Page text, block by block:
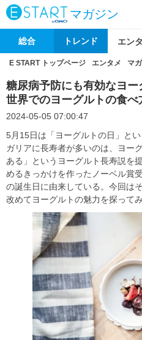
マガジン
総合 トレンド エン
E START トップページ エンタメ マ
糖尿病予防にも有効なヨー
世界でのヨーグルトの食べ
2024-05-05 07:00:47
5月15日は「ヨーグルトの日」と
ガリアに長寿者が多いのは、ヨー
ある」というヨーグルト長寿説を
めるきっかけを作ったノーベル賞
の誕生日に由来している。今回は
改めてヨーグルトの魅力を探ってみ